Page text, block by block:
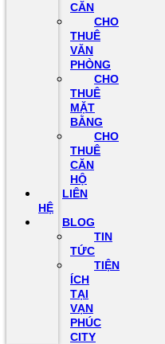
CĂN
CHO
THUÊ
VĂN
PHÒNG
CHO
THUÊ
MẶT
BẰNG
CHO
THUÊ
CĂN
HỘ
LIÊN
HỆ
BLOG
TIN
TỨC
TIỆN
ÍCH
TẠI
VẠN
PHÚC
CITY